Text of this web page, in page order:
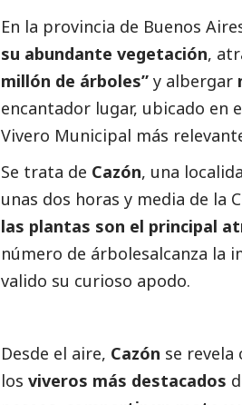
En la provincia de Buenos
su abundante vegetación,
millón de árboles” y albergar
encantador lugar, ubicado en
Vivero Municipal más
Se trata de Cazón, una
unas dos horas y media de la
las plantas son el principal
número de árbolesalcanza la
valido su curioso apodo.
Desde el aire, Cazón se
los viveros más destacados